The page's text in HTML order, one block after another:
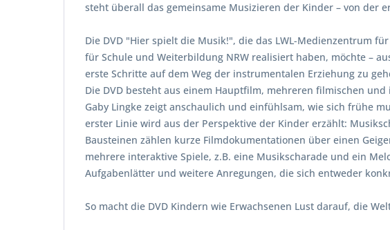
steht überall das gemeinsame Musizieren der Kinder – von der
Die DVD "Hier spielt die Musik!", die das LWL-Medienzentrum
für Schule und Weiterbildung NRW realisiert haben, möchte –
erste Schritte auf dem Weg der instrumentalen Erziehung zu
Die DVD besteht aus einem Hauptfilm, mehreren filmischen
Gaby Lingke zeigt anschaulich und einfühlsam, wie sich frühe
erster Linie wird aus der Perspektive der Kinder erzählt:
Bausteinen zählen kurze Filmdokumentationen über einen
mehrere interaktive Spiele, z.B. eine Musikscharade und ein
Aufgabenlätter und weitere Anregungen, die sich entweder
So macht die DVD Kindern wie Erwachsenen Lust darauf, die